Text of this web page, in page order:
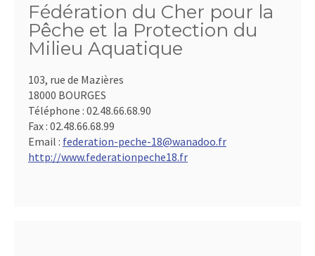
Fédération du Cher pour la
Pêche et la Protection du
Milieu Aquatique
103, rue de Mazières
18000 BOURGES
Téléphone : 02.48.66.68.90
Fax : 02.48.66.68.99
Email : federation-peche-18@wanadoo.fr
http://www.federationpeche18.fr